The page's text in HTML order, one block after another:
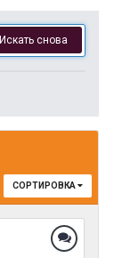
Искать снова
СОРТИРОВКА